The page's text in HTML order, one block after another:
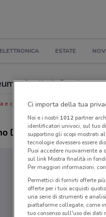
ELETTRONICA ESTATE
sfoglia il Catalogo
e corpo nelle vicinanze Negozi
Dicloreum
Ci importa della tua
Noi e i nostri 1012partner
identificatori univoci, sul tuo
supportino gli scopi mostrati
tecnologie dovessero essere
Puoi accedere nuovamente a
sul link Mostra finalità in
Per maggiori informazioni,
Permettici di fornirti offerte
offerte per i tuoi acquisti
una serie di strumenti e
piattaforme collegate, come
tuo consenso sull'uso dei dati